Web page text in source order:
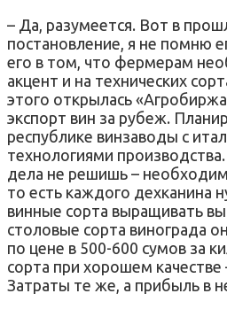
– Да, разумеется. Вот в
постановление, я не помню
его в том, что фермерам
акцент и на технических
этого открылась
экспорт вин за рубеж.
республике винзаводы с
технологиями
дела не решишь –
то есть каждого дехканина
винные сорта выращивать
столовые сорта винограда
по цене в 500-600 сумов за
сорта при хорошем качестве
Затраты те же, а прибыль в